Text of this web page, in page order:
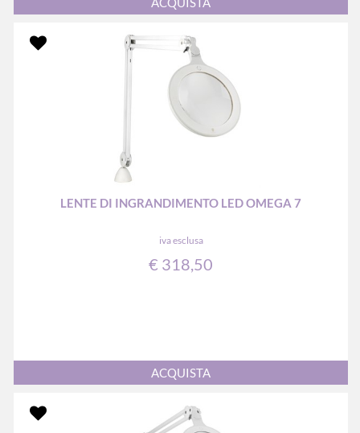
LENTE DI INGRANDIMENTO LED OMEGA 7
iva esclusa
€ 318,50
Quantità
ACQUISTA